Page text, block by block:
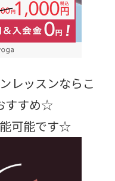
レッスンならこ
すすめ☆
可能です☆